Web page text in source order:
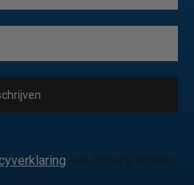
van Horeca koelen